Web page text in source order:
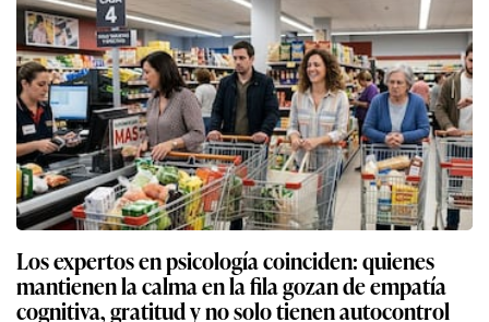
Los expertos en psicología coinciden: quienes
mantienen la calma en la fila gozan de empatía
cognitiva, gratitud y no solo tienen autocontrol